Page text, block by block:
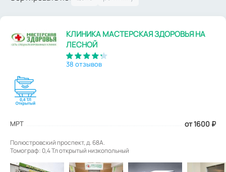
КЛИНИКА МАСТЕРСКАЯ ЗДОРОВЬЯ НА
ЛЕСНОЙ
38 отзывов
МРТ от 1600 ₽
Полюстровский проспект, д. 68А.
Томограф: 0,4 Тл открытый низкопольный